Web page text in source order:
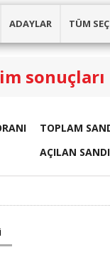
ADAYLAR TÜM
sonuçları
TOPLAM
AÇILAN